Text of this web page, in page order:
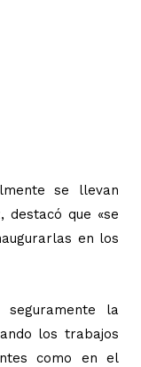
se llevan
destacó que «se
en los
la
los trabajos
como en el